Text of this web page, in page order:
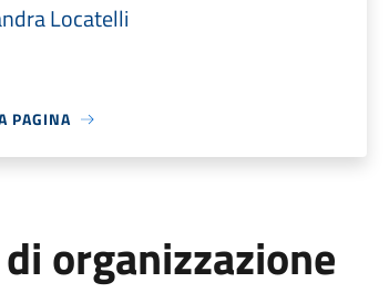
Locatelli
PAGINA
organizzazione